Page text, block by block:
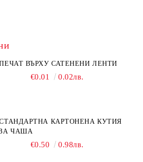
ВЪРХУ САТЕНЕНИ ЛЕНТИ
€0.01 0.02лв.
КАРТОНЕНА КУТИЯ
ЧАША
€0.50 0.98лв.